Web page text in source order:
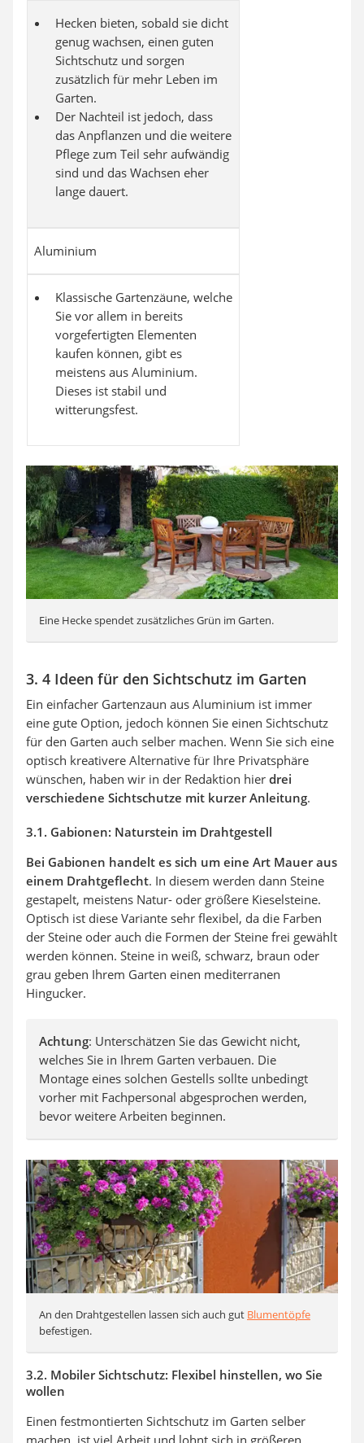
Hecken bieten, sobald sie dicht
genug wachsen, einen guten
Sichtschutz und sorgen
zusätzlich für mehr Leben im
Garten.
Der Nachteil ist jedoch, dass
das Anpflanzen und die weitere
Pflege zum Teil sehr aufwändig
sind und das Wachsen eher
lange dauert.
Aluminium
Klassische Gartenzäune, welche
Sie vor allem in bereits
vorgefertigten Elementen
kaufen können, gibt es
meistens aus Aluminium.
Dieses ist stabil und
witterungsfest.
Eine Hecke spendet zusätzliches Grün im Garten.
3. 4 Ideen für den Sichtschutz im Garten
Ein einfacher Gartenzaun aus Aluminium ist immer
eine gute Option, jedoch können Sie einen Sichtschutz
für den Garten auch selber machen. Wenn Sie sich eine
optisch kreativere Alternative für Ihre Privatsphäre
wünschen, haben wir in der Redaktion hier drei
verschiedene Sichtschutze mit kurzer Anleitung.
3.1. Gabionen: Naturstein im Drahtgestell
Bei Gabionen handelt es sich um eine Art Mauer aus
einem Drahtgeflecht. In diesem werden dann Steine
gestapelt, meistens Natur- oder größere Kieselsteine.
Optisch ist diese Variante sehr flexibel, da die Farben
der Steine oder auch die Formen der Steine frei gewählt
werden können. Steine in weiß, schwarz, braun oder
grau geben Ihrem Garten einen mediterranen
Hingucker.
Achtung: Unterschätzen Sie das Gewicht nicht,
welches Sie in Ihrem Garten verbauen. Die
Montage eines solchen Gestells sollte unbedingt
vorher mit Fachpersonal abgesprochen werden,
bevor weitere Arbeiten beginnen.
An den Drahtgestellen lassen sich auch gut Blumentöpfe
befestigen.
3.2. Mobiler Sichtschutz: Flexibel hinstellen, wo Sie
wollen
Einen festmontierten Sichtschutz im Garten selber